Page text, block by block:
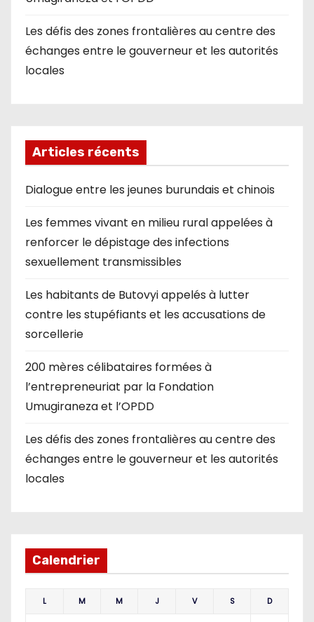
Les défis des zones frontalières au centre des
échanges entre le gouverneur et les autorités
locales
Articles récents
Dialogue entre les jeunes burundais et chinois
Les femmes vivant en milieu rural appelées à
renforcer le dépistage des infections
sexuellement transmissibles
Les habitants de Butovyi appelés à lutter
contre les stupéfiants et les accusations de
sorcellerie
200 mères célibataires formées à
l’entrepreneuriat par la Fondation
Umugiraneza et l’OPDD
Les défis des zones frontalières au centre des
échanges entre le gouverneur et les autorités
locales
Calendrier
L M M J V S D